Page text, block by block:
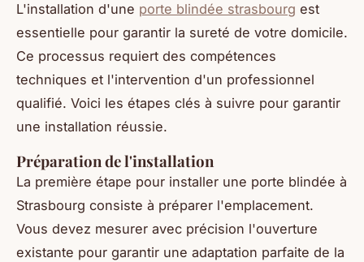
L'installation d'une porte blindée strasbourg est
essentielle pour garantir la sureté de votre domicile.
Ce processus requiert des compétences
techniques et l'intervention d'un professionnel
qualifié. Voici les étapes clés à suivre pour garantir
une installation réussie.
Préparation de l'installation
La première étape pour installer une porte blindée à
Strasbourg consiste à préparer l'emplacement.
Vous devez mesurer avec précision l'ouverture
existante pour garantir une adaptation parfaite de la